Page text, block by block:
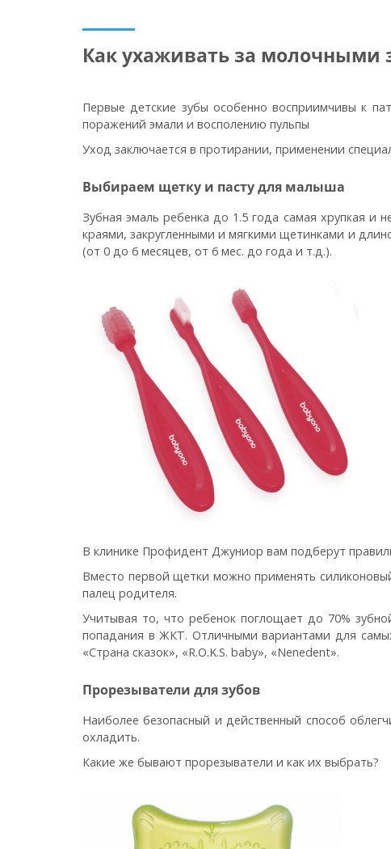
Как ухаживать за молочными
Первые детские зубы особенно восприимчивы к
поражений эмали и восполению пульпы
Уход заключается в протирании, применении
Выбираем щетку и пасту для малыша
Зубная эмаль ребенка до 1.5 года самая хрупкая
краями, закругленными и мягкими щетинками и
(от 0 до 6 месяцев, от 6 мес. до года и т.д.).
В клинике Профидент Джуниор вам подберут
Вместо первой щетки можно применять
палец родителя.
Учитывая то, что ребенок поглощает до 70%
попадания в ЖКТ. Отличными вариантами для
«Страна сказок», «R.O.K.S. baby», «Nenedent».
Прорезыватели для зубов
Наиболее безопасный и действенный способ
охладить.
Какие же бывают прорезыватели и как их выбрать?